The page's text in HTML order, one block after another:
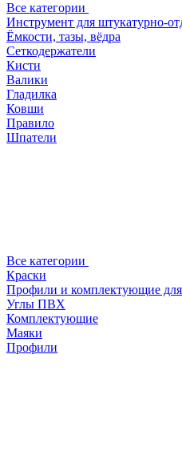
Все категории
Инструмент для штукатурно-
Ёмкости, тазы, вёдра
Сеткодержатели
Кисти
Валики
Гладилка
Ковши
Правило
Шпатели
Все категории
Краски
Профили и комплектующие для
Углы ПВХ
Комплектующие
Маяки
Профили